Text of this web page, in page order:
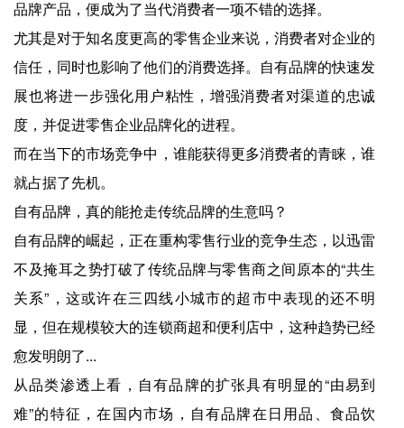
品牌产品，便成为了当代消费者一项不错的选择。
尤其是对于知名度更高的零售企业来说，消费者对企业的
信任，同时也影响了他们的消费选择。自有品牌的快速发
展也将进一步强化用户粘性，增强消费者对渠道的忠诚
度，并促进零售企业品牌化的进程。
而在当下的市场竞争中，谁能获得更多消费者的青睐，谁
就占据了先机。
自有品牌，真的能抢走传统品牌的生意吗？
自有品牌的崛起，正在重构零售行业的竞争生态，以迅雷
不及掩耳之势打破了传统品牌与零售商之间原本的“共生
关系”，这或许在三四线小城市的超市中表现的还不明
显，但在规模较大的连锁商超和便利店中，这种趋势已经
愈发明朗了...
从品类渗透上看，自有品牌的扩张具有明显的“由易到
难”的特征，在国内市场，自有品牌在日用品、食品饮